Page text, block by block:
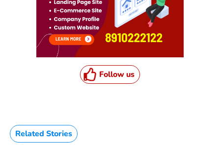
Follow us
Related Stories